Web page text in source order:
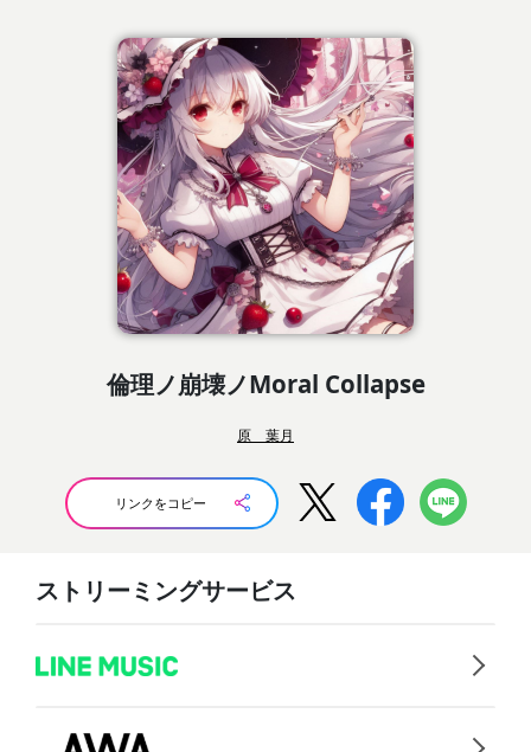
倫理ノ崩壊ノMoral Collapse
原 葉月
リンクをコピー
ストリーミングサービス